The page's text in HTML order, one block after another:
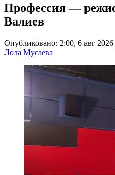
Профессия —
Валиев
Опубликовано: 2:00, 6 авг
Лола Мусаева